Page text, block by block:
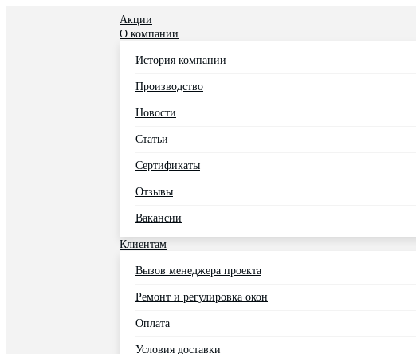
Акции
О компании
История компании
Производство
Новости
Статьи
Сертификаты
Отзывы
Вакансии
Клиентам
Вызов менеджера проекта
Ремонт и регулировка окон
Оплата
Условия доставки